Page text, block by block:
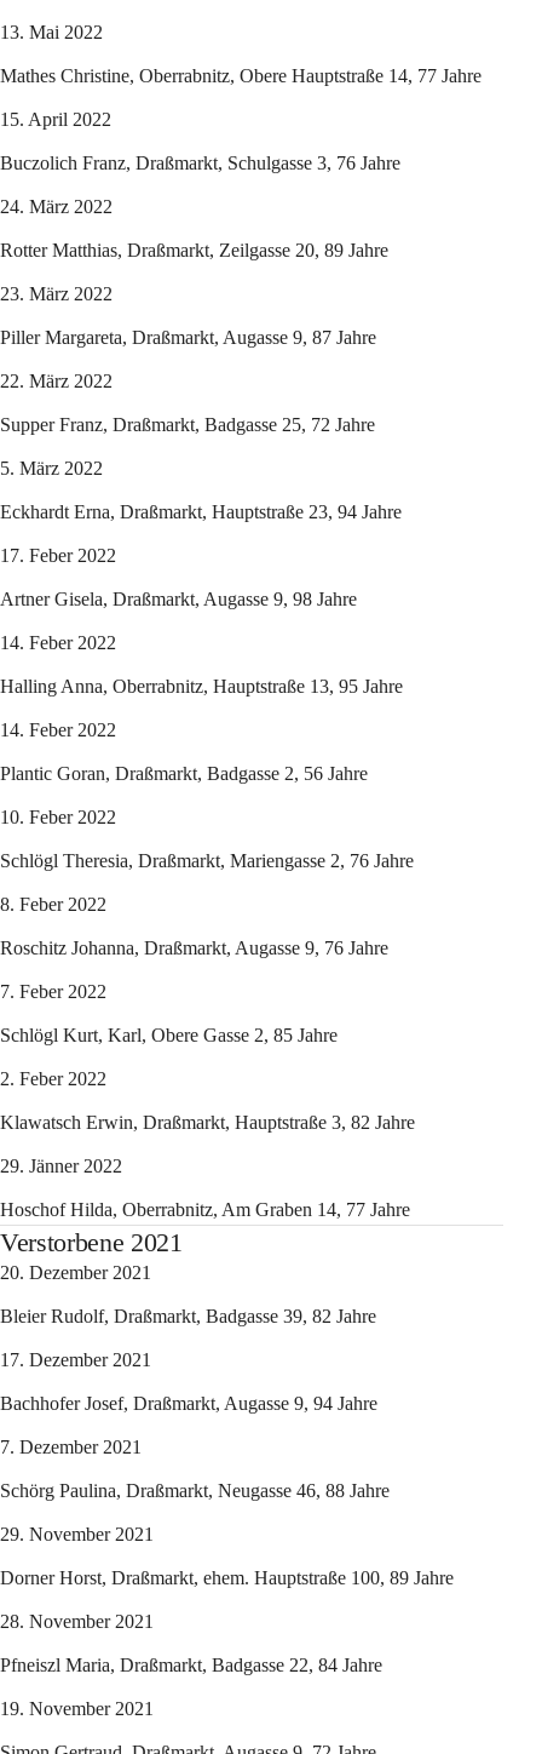
13. Mai 2022
Mathes Christine, Oberrabnitz, Obere Hauptstraße 14, 77 Jahre
15. April 2022
Buczolich Franz, Draßmarkt, Schulgasse 3, 76 Jahre
24. März 2022
Rotter Matthias, Draßmarkt, Zeilgasse 20, 89 Jahre
23. März 2022
Piller Margareta, Draßmarkt, Augasse 9, 87 Jahre
22. März 2022
Supper Franz, Draßmarkt, Badgasse 25, 72 Jahre
5. März 2022
Eckhardt Erna, Draßmarkt, Hauptstraße 23, 94 Jahre
17. Feber 2022
Artner Gisela, Draßmarkt, Augasse 9, 98 Jahre
14. Feber 2022
Halling Anna, Oberrabnitz, Hauptstraße 13, 95 Jahre
14. Feber 2022
Plantic Goran, Draßmarkt, Badgasse 2, 56 Jahre
10. Feber 2022
Schlögl Theresia, Draßmarkt, Mariengasse 2, 76 Jahre
8. Feber 2022
Roschitz Johanna, Draßmarkt, Augasse 9, 76 Jahre
7. Feber 2022
Schlögl Kurt, Karl, Obere Gasse 2, 85 Jahre
2. Feber 2022
Klawatsch Erwin, Draßmarkt, Hauptstraße 3, 82 Jahre
29. Jänner 2022
Hoschof Hilda, Oberrabnitz, Am Graben 14, 77 Jahre
Verstorbene 2021
20. Dezember 2021
Bleier Rudolf, Draßmarkt, Badgasse 39, 82 Jahre
17. Dezember 2021
Bachhofer Josef, Draßmarkt, Augasse 9, 94 Jahre
7. Dezember 2021
Schörg Paulina, Draßmarkt, Neugasse 46, 88 Jahre
29. November 2021
Dorner Horst, Draßmarkt, ehem. Hauptstraße 100, 89 Jahre
28. November 2021
Pfneiszl Maria, Draßmarkt, Badgasse 22, 84 Jahre
19. November 2021